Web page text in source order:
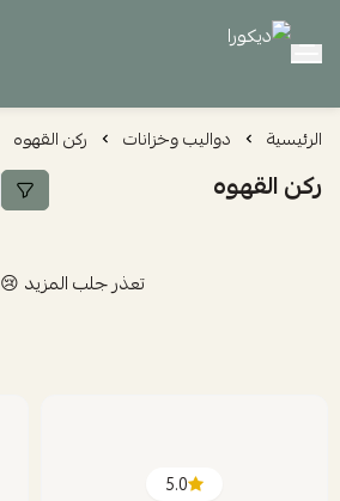
ديكورا
الرئيسية دواليب وخزانات ركن القهوه
ركن القهوه
تعذر جلب المزيد 😢
5.0